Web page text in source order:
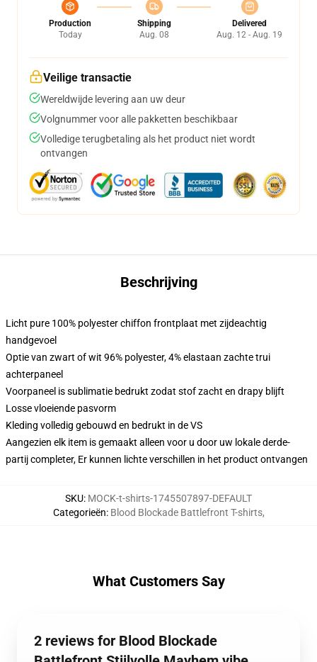
Production
Today
Shipping
Aug. 08
Delivered
Aug. 12 - Aug. 19
Veilige transactie
Wereldwijde levering aan uw deur
Volgnummer voor alle pakketten beschikbaar
Volledige terugbetaling als het product niet wordt
ontvangen
Beschrijving
Licht pure 100% polyester chiffon frontplaat met zijdeachtig
handgevoel
Optie van zwart of wit 96% polyester, 4% elastaan zachte trui
achterpaneel
Voorpaneel is sublimatie bedrukt zodat stof zacht en drapy blijft
Losse vloeiende pasvorm
Kleding volledig gebouwd en bedrukt in de VS
Aangezien elk item is gemaakt alleen voor u door uw lokale derde-
partij completer, Er kunnen lichte verschillen in het product ontvangen
SKU: MOCK-t-shirts-1745507897-DEFAULT
Categorieën: Blood Blockade Battlefront T-shirts,
What Customers Say
2 reviews for Blood Blockade